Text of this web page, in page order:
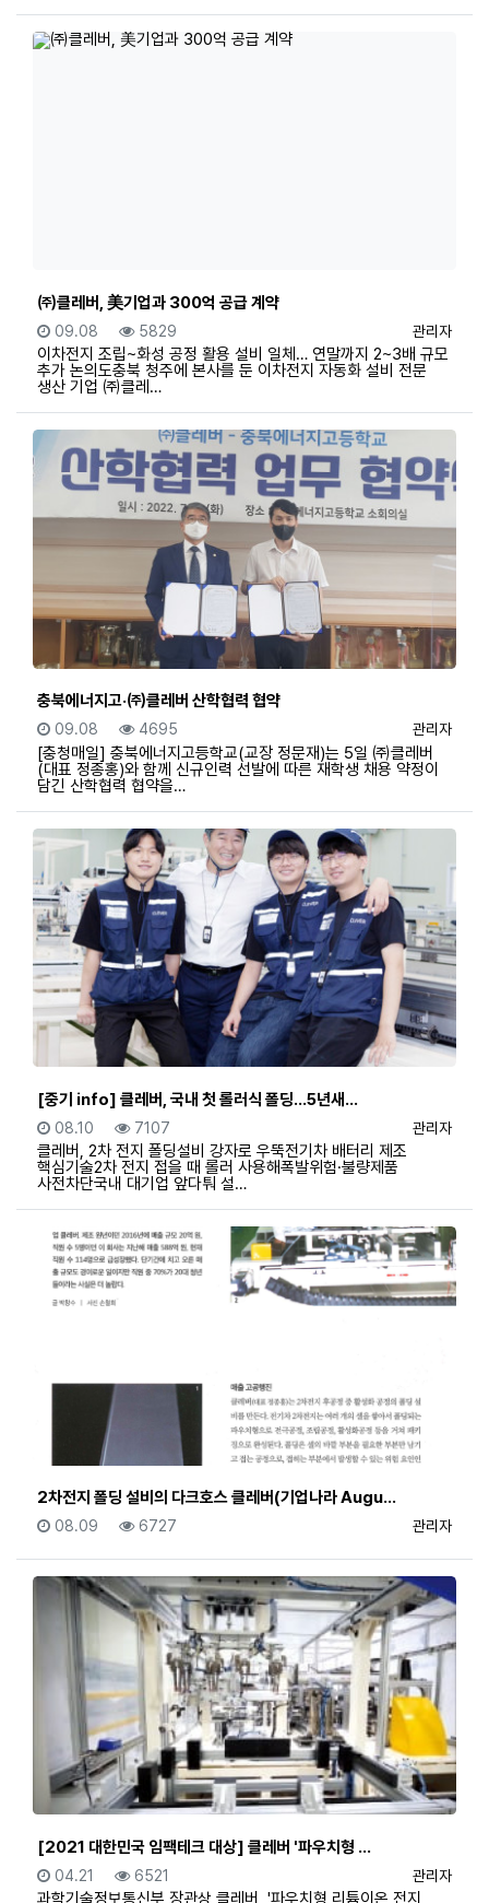
㈜클레버, 美기업과 300억 공급 계약
등록자
관리자
등록일
09.08 조회
5829
이차전지 조립~화성 공정 활용 설비 일체… 연말까지 2~3배 규모
추가 논의도충북 청주에 본사를 둔 이차전지 자동화 설비 전문
생산 기업 ㈜클레…
충북에너지고·㈜클레버 산학협력 협약
등록자
관리자
등록일
09.08 조회
4695
[충청매일] 충북에너지고등학교(교장 정문재)는 5일 ㈜클레버
(대표 정종홍)와 함께 신규인력 선발에 따른 재학생 채용 약정이
담긴 산학협력 협약을…
[중기 info] 클레버, 국내 첫 롤러식 폴딩…5년새…
등록자
관리자
등록일
08.10 조회
7107
클레버, 2차 전지 폴딩설비 강자로 우뚝전기차 배터리 제조
핵심기술2차 전지 접을 때 롤러 사용해폭발위험·불량제품
사전차단국내 대기업 앞다퉈 설…
2차전지 폴딩 설비의 다크호스 클레버(기업나라 Augu…
등록자
관리자
등록일
08.09 조회
6727
[2021 대한민국 임팩테크 대상] 클레버 '파우치형 …
등록자
관리자
등록일
04.21 조회
6521
과학기술정보통신부 장관상 클레버, '파우치형 리튬이온 전지